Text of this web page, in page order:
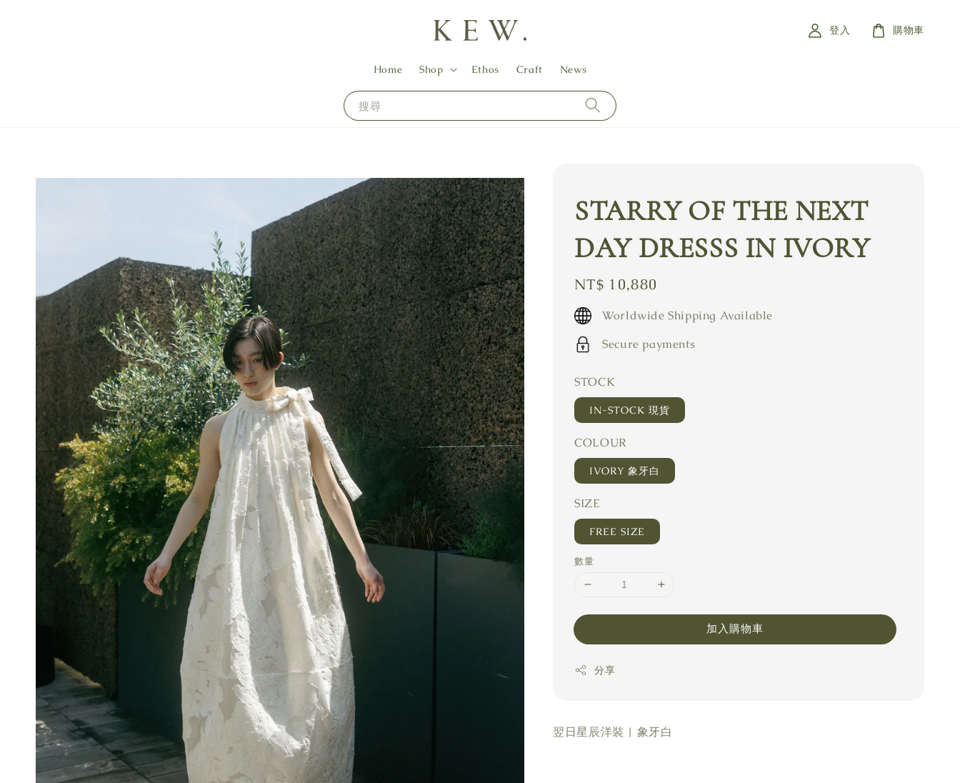
搜尋
Home Shop Ethos Craft News
登入 購物車
STARRY OF THE NEXT
DAY DRESSS IN IVORY
Regular
price
NT$ 10,880
Worldwide Shipping Available
Secure payments
STOCK
IN-STOCK 現貨
COLOUR
IVORY 象牙白
SIZE
FREE SIZE
數量
加入購物車
分享
翌日星辰洋裝 | 象牙白